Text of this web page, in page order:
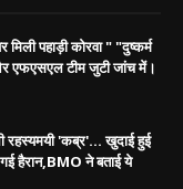
पहाड़ी कोरवा " "दुष्कर्म
टीम जुटी जांच में।
रहस्यमयी 'कब्र'... खुदाई हुई
हैरान,BMO ने बताई ये